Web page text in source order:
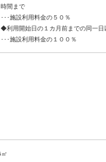
時間まで
･･･施設利用料金の５０％
◆利用開始日の１カ月前までの同一日